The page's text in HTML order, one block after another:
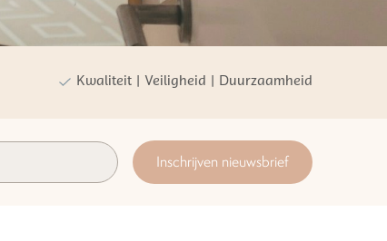
Kwaliteit | Veiligheid | Duurzaamheid
Inschrijven nieuwsbrief